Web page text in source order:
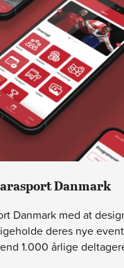
Danmark
Danmark med at
deres nye
1.000 årlige